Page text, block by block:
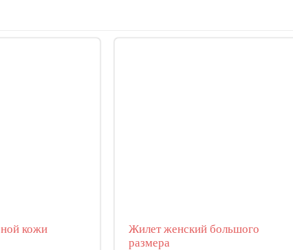
кожи
Жилет женский большого
размера